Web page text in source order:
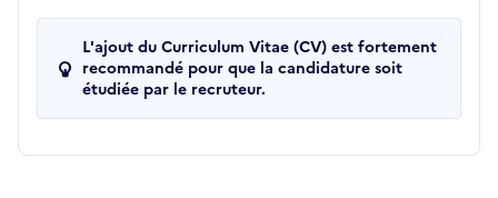
L'ajout du Curriculum Vitae (CV) est fortement
recommandé pour que la candidature soit
étudiée par le recruteur.